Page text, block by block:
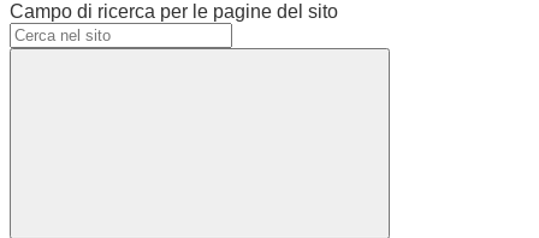
Campo di ricerca per le pagine del sito